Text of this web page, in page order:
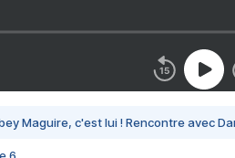
Maguire, c'est lui ! Rencontre avec